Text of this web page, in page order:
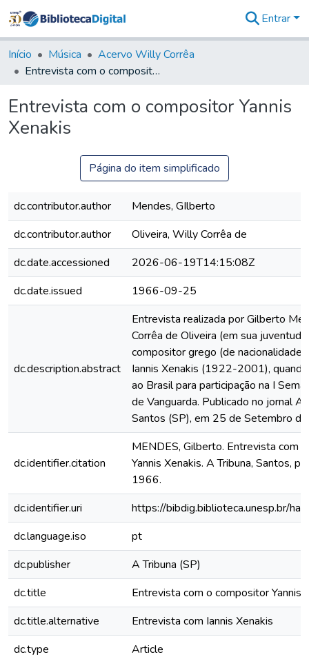
&
Coleções
Tudo na
Digital
Entrar
Início Música
Acervo Willy Corrêa
Entrevista com o compositor Yannis Xenakis
Entrevista com o compositor Yannis
Xenakis
Página do item simplificado
dc.contributor.author
Mendes, GIlberto
dc.contributor.author
Oliveira, Willy Corrêa de
dc.date.accessioned
2026-06-19T14:15:08Z
dc.date.issued
1966-09-25
dc.description.abstract
Entrevista realizada por Gilberto
Corrêa de Oliveira (em sua
compositor grego (de nacionalidade
Iannis Xenakis (1922-2001),
ao Brasil para participação na I
de Vanguarda. Publicado no jornal A
Santos (SP), em 25 de Setembro
dc.identifier.citation
MENDES, Gilberto. Entrevista com
Yannis Xenakis. A Tribuna, Santos,
1966.
dc.identifier.uri
https://bibdig.biblioteca.unesp.br/
dc.language.iso
pt
dc.publisher
A Tribuna (SP)
dc.title
Entrevista com o compositor Yannis
dc.title.alternative
Entrevista com Iannis Xenakis
dc.type
Article